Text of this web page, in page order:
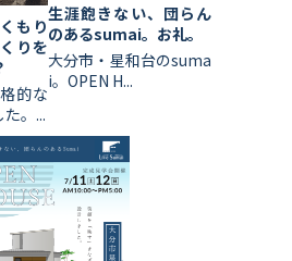
もり
りを
的な
。...
生涯飽きない、団らん
のあるsumai。お礼。
大分市・星和台のsuma
i。OPEN H...